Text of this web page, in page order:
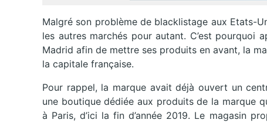
Malgré son problème de blacklistage aux Etats-
les autres marchés pour autant. C’est pourquoi
Madrid afin de mettre ses produits en avant, la
la capitale française.
Pour rappel, la marque avait déjà ouvert un
une boutique dédiée aux produits de la marque
à Paris, d’ici la fin d’année 2019. Le magasin